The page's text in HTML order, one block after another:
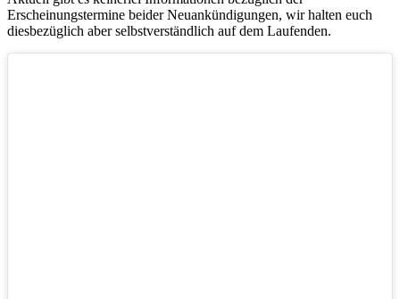
Erscheinungstermine beider Neuankündigungen, wir halten euch
diesbezüglich aber selbstverständlich auf dem Laufenden.